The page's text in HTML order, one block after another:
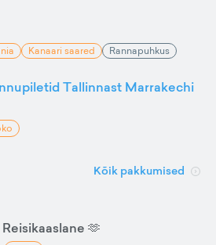
Kanaari saared Rannapuhkus
Tallinnast Marrakechi
Kõik pakkumised
🫶